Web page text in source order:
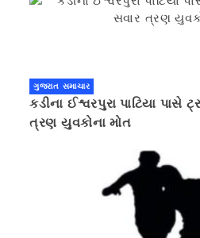
ગુજરાત સમાચાર
કડીના ઈશ્વરપુરા પાટિયા પાસે
ત્રણ યુવકોના મોત